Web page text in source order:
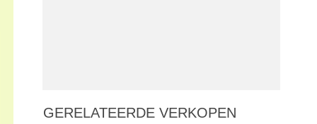
GERELATEERDE VERKOPEN